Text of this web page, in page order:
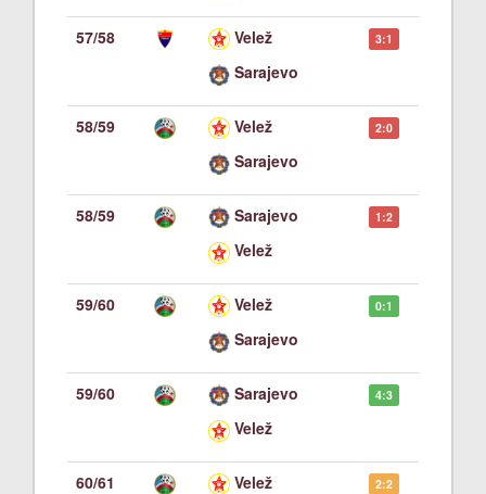
57/58
Velež
Sarajevo
3:1
58/59
Velež
Sarajevo
2:0
58/59
Sarajevo
Velež
1:2
59/60
Velež
Sarajevo
0:1
59/60
Sarajevo
Velež
4:3
60/61
Velež
2:2